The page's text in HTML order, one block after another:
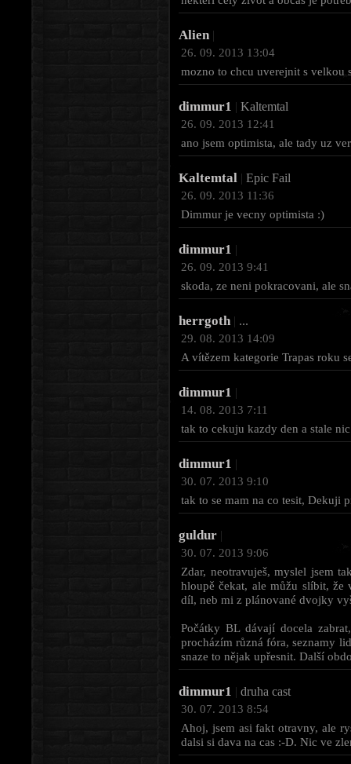
Alien |
26. 09. 2013 13:04
mozno to chcu uverejnit s velkou
dimmur1 | Kaltemtal
26. 09. 2013 12:41
ano jsem optimista, ale tady uz
Kaltemtal | Epic Fail
26. 09. 2013 11:36
Dimmur je vecny optimista :)
dimmur1 |
26. 09. 2013 9:41
skoda, ze neni pokracovani, ale
herrgoth | ...
29. 08. 2013 14:09
A vítězem kategorie Trapas roku
dimmur1 |
14. 08. 2013 7:11
tak to cekuju kazdy den a stale
dimmur1 |
30. 07. 2013 9:10
tak to se mam na co tesit, Dekuji
guldur |
30. 07. 2013 9:06
Zdar, neotravuješ, myslel jsem
hloupě čekat, ale můžu slíbit,
díl, neb mi z plánované dvojky
Počátky BL dávají docela
procházím různá fóra, seznamy
snaze to nějak upřesnit. Další
dimmur1 | druha cast
30. 07. 2013 8:54
Ahoj, jsem asi fakt otravny, ale
dalsi si dava na cas :-D. Nic ve